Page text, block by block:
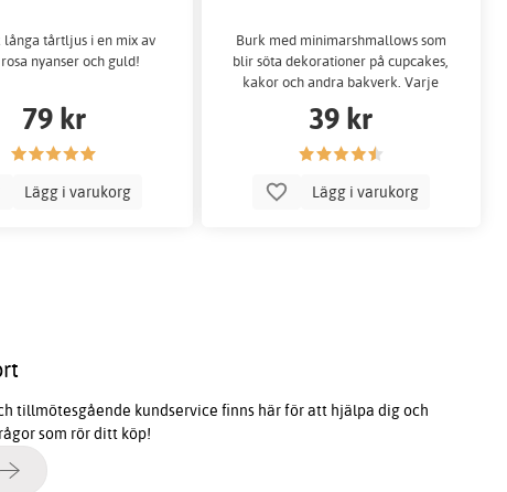
långa tårtljus i en mix av
nyanser och guld!
79 kr
Lägg i varukorg
Burk med minimarshmallows som
blir söta dekorationer på cupcakes,
kakor och andra bakverk. Varje
marshmallow är ca 0,5 cm.
39 kr
Lägg i varukorg
tillmötesgående kundservice finns här för att hjälpa dig och
som rör ditt köp!